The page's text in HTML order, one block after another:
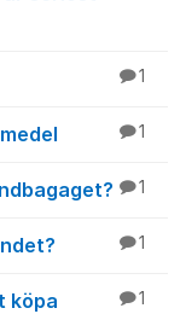
1
1
1
1
köpa
1